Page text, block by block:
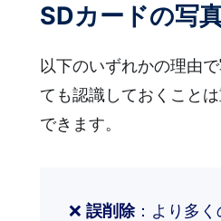
SDカードの写
以下のいずれかの理由
ても認識しておくこと
できます。
❌誤削除：より多